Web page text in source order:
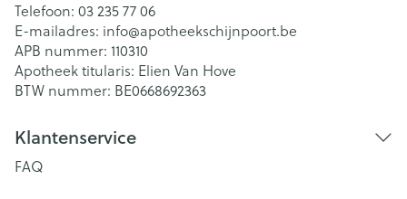
Telefoon: 03 235 77 06
E-mailadres: info@apotheekschijnpoort.be
APB nummer: 110310
Apotheek titularis: Elien Van Hove
BTW nummer: BE0668692363
Klantenservice
FAQ